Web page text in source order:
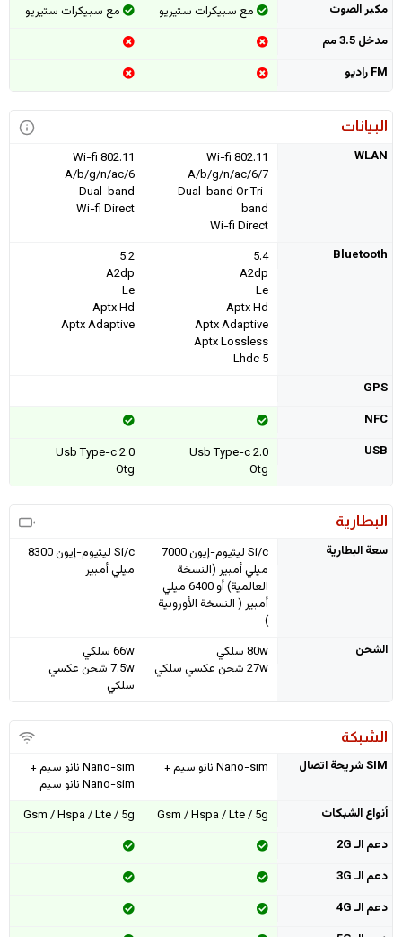
مكبر الصوت مع سبيكرات ستيريو
مع سبيكرات ستيريو
مدخل 3.5 مم
FM راديو
البيانات
WLAN
Wi-fi 802.11
A/b/g/n/ac/6/7
Dual-band Or Tri-
band
Wi-fi Direct
Wi-fi 802.11
A/b/g/n/ac/6
Dual-band
Wi-fi Direct
Bluetooth
5.4
A2dp
Le
Aptx Hd
Aptx Adaptive
Aptx Lossless
Lhdc 5
5.2
A2dp
Le
Aptx Hd
Aptx Adaptive
GPS
NFC
USB
Usb Type-c 2.0
Otg
Usb Type-c 2.0
Otg
البطارية
سعة البطارية
Si/c ليثيوم-إيون 7000
ميلي أمبير (النسخة
العالمية) أو 6400 ميلي
أمبير ( النسخة الأوروبية
)
Si/c ليثيوم-إيون 8300
ميلي أمبير
الشحن
80w سلكي
27w شحن عكسي سلكي
66w سلكي
7.5w شحن عكسي
سلكي
الشبكة
SIM شريحة اتصال Nano-sim نانو سيم +
Nano-sim نانو سيم +
Nano-sim نانو سيم
أنواع الشبكات
Gsm / Hspa / Lte / 5g
Gsm / Hspa / Lte / 5g
دعم الـ 2G
دعم الـ 3G
دعم الـ 4G